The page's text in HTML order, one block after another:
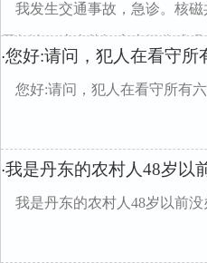
我发生交通事故，急诊。核
周复诊。这个能评定十级伤残吗
·您好:请问，犯人在看守所
您好:请问，犯人在看守所有
·我是丹东的农村人48岁以
我是丹东的农村人48岁以前